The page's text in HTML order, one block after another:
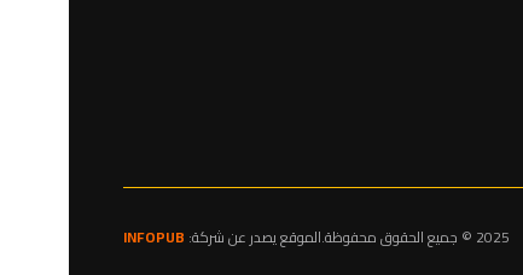
2025 © جميع الحقوق محفوظة.الموقع يصدر عن شركة: INFOPUB